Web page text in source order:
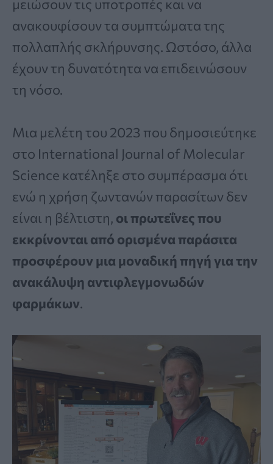
μειώσουν τις υποτροπές και να
ανακουφίσουν τα συμπτώματα της
πολλαπλής σκλήρυνσης. Ωστόσο, άλλα
έχουν τη δυνατότητα να επιδεινώσουν
τη νόσο.
Μια μελέτη του 2023 που δημοσιεύτηκε
στο International Journal of Molecular
Science κατέληξε στο συμπέρασμα ότι
ενώ η χρήση ζωντανών παρασίτων δεν
είναι η βέλτιστη, οι πρωτεΐνες που
εκκρίνονται από ορισμένα παράσιτα
προσφέρουν μια μοναδική πηγή για την
ανακάλυψη αντιφλεγμονωδών
φαρμάκων.